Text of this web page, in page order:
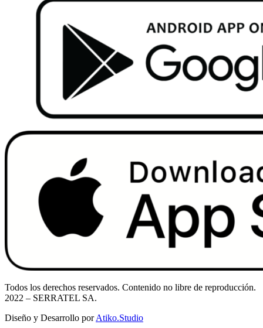
Todos los derechos reservados. Contenido no libre de reproducción.
2022 – SERRATEL SA.
Diseño y Desarrollo porAtiko.Studio